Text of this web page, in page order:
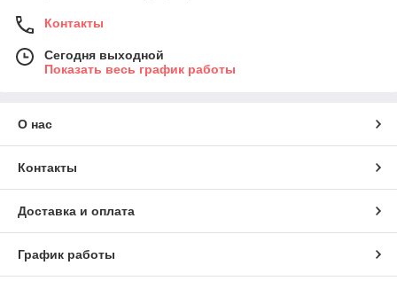
Контакты
Сегодня выходной
Показать весь график работы
О нас
Контакты
Доставка и оплата
График работы